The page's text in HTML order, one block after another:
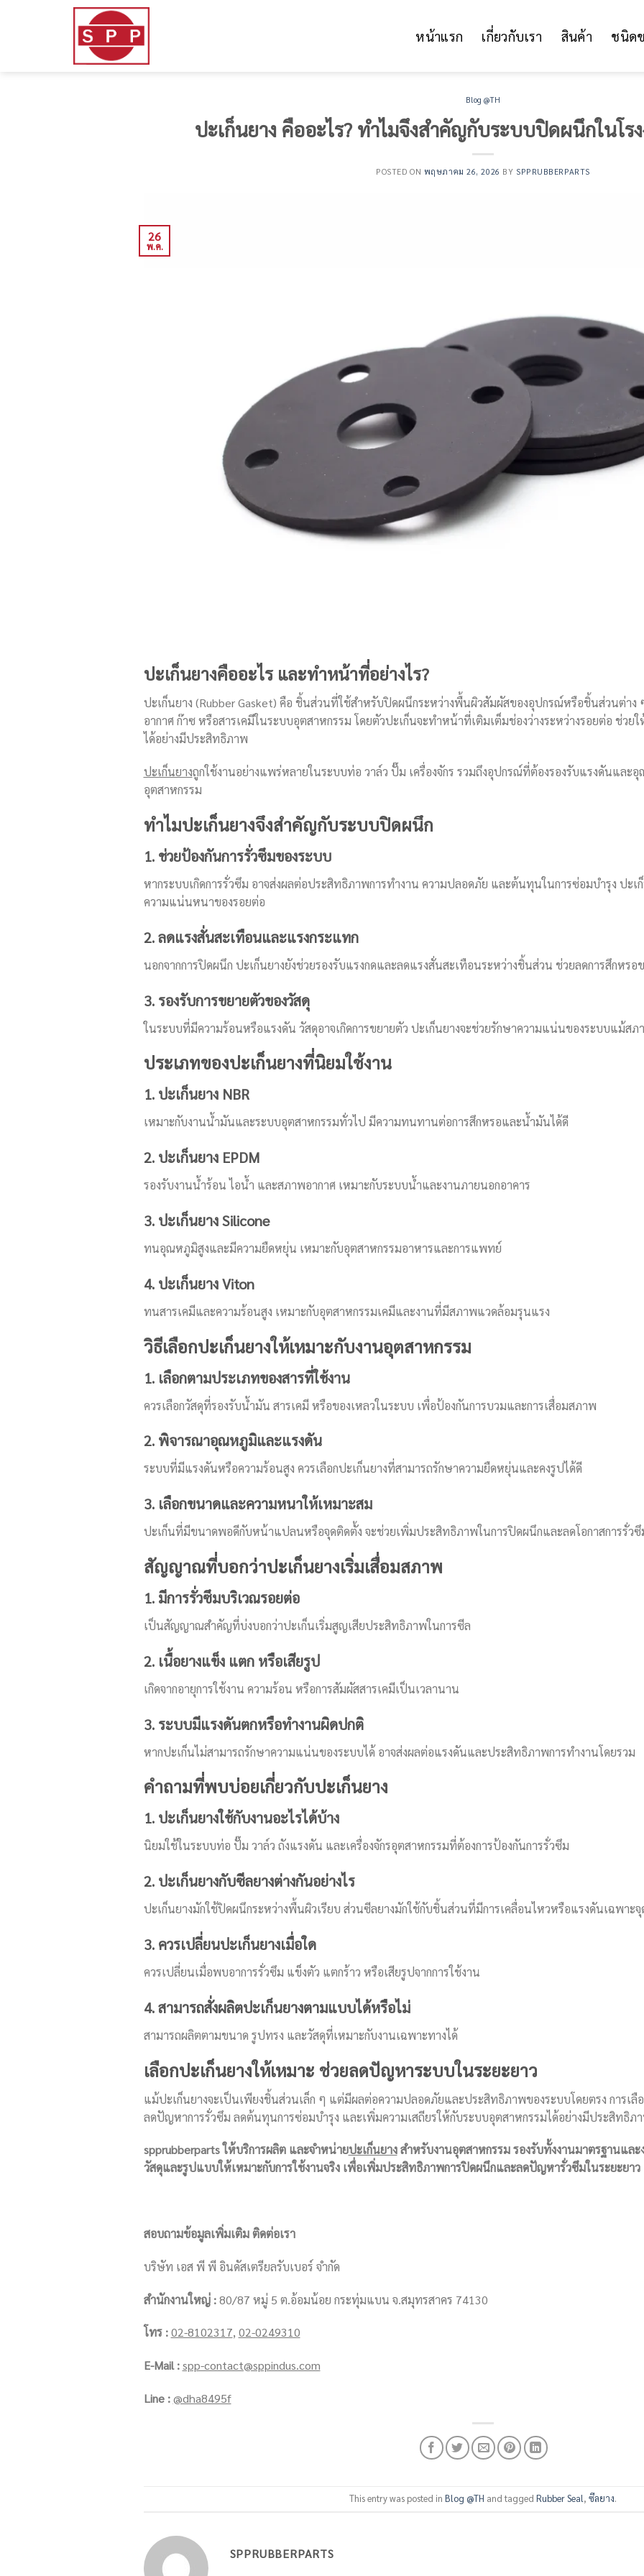
หน้าแรก เกี่ยวกับเรา สินค้า ชนิด
Blog @TH
ปะเก็นยาง คืออะไร? ทำไมจึงสำคัญกับระบบปิดผนึกในโร
POSTED ON พฤษภาคม 26, 2026 BY SPPRUBBERPARTS
26
พ.ค.
ปะเก็นยางคืออะไร และทำหน้าที่อย่างไร?
ปะเก็นยาง (Rubber Gasket) คือ ชิ้นส่วนที่ใช้สำหรับปิดผนึกระหว่างพื้นผิวสัมผัสของอุปกรณ์หรือชิ้นส่วนต่าง
อากาศ ก๊าซ หรือสารเคมีในระบบอุตสาหกรรม โดยตัวปะเก็นจะทำหน้าที่เติมเต็มช่องว่างระหว่างรอยต่อ ช่ว
ได้อย่างมีประสิทธิภาพ
ปะเก็นยางถูกใช้งานอย่างแพร่หลายในระบบท่อ วาล์ว ปั๊ม เครื่องจักร รวมถึงอุปกรณ์ที่ต้องรองรับแรงดันและ
อุตสาหกรรม
ทำไมปะเก็นยางจึงสำคัญกับระบบปิดผนึก
1. ช่วยป้องกันการรั่วซึมของระบบ
หากระบบเกิดการรั่วซึม อาจส่งผลต่อประสิทธิภาพการทำงาน ความปลอดภัย และต้นทุนในการซ่อมบำรุง ปะ
ความแน่นหนาของรอยต่อ
2. ลดแรงสั่นสะเทือนและแรงกระแทก
นอกจากการปิดผนึก ปะเก็นยางยังช่วยรองรับแรงกดและลดแรงสั่นสะเทือนระหว่างชิ้นส่วน ช่วยลดการสึกหรอ
3. รองรับการขยายตัวของวัสดุ
ในระบบที่มีความร้อนหรือแรงดัน วัสดุอาจเกิดการขยายตัว ปะเก็นยางจะช่วยรักษาความแน่นของระบบแม้ส
ประเภทของปะเก็นยางที่นิยมใช้งาน
1. ปะเก็นยาง NBR
เหมาะกับงานน้ำมันและระบบอุตสาหกรรมทั่วไป มีความทนทานต่อการสึกหรอและน้ำมันได้ดี
2. ปะเก็นยาง EPDM
รองรับงานน้ำร้อน ไอน้ำ และสภาพอากาศ เหมาะกับระบบน้ำและงานภายนอกอาคาร
3. ปะเก็นยาง Silicone
ทนอุณหภูมิสูงและมีความยืดหยุ่น เหมาะกับอุตสาหกรรมอาหารและการแพทย์
4. ปะเก็นยาง Viton
ทนสารเคมีและความร้อนสูง เหมาะกับอุตสาหกรรมเคมีและงานที่มีสภาพแวดล้อมรุนแรง
วิธีเลือกปะเก็นยางให้เหมาะกับงานอุตสาหกรรม
1. เลือกตามประเภทของสารที่ใช้งาน
ควรเลือกวัสดุที่รองรับน้ำมัน สารเคมี หรือของเหลวในระบบ เพื่อป้องกันการบวมและการเสื่อมสภาพ
2. พิจารณาอุณหภูมิและแรงดัน
ระบบที่มีแรงดันหรือความร้อนสูง ควรเลือกปะเก็นยางที่สามารถรักษาความยืดหยุ่นและคงรูปได้ดี
3. เลือกขนาดและความหนาให้เหมาะสม
ปะเก็นที่มีขนาดพอดีกับหน้าแปลนหรือจุดติดตั้ง จะช่วยเพิ่มประสิทธิภาพในการปิดผนึกและลดโอกาสการรั่วซึ
สัญญาณที่บอกว่าปะเก็นยางเริ่มเสื่อมสภาพ
1. มีการรั่วซึมบริเวณรอยต่อ
เป็นสัญญาณสำคัญที่บ่งบอกว่าปะเก็นเริ่มสูญเสียประสิทธิภาพในการซีล
2. เนื้อยางแข็ง แตก หรือเสียรูป
เกิดจากอายุการใช้งาน ความร้อน หรือการสัมผัสสารเคมีเป็นเวลานาน
3. ระบบมีแรงดันตกหรือทำงานผิดปกติ
หากปะเก็นไม่สามารถรักษาความแน่นของระบบได้ อาจส่งผลต่อแรงดันและประสิทธิภาพการทำงานโดยรวม
คำถามที่พบบ่อยเกี่ยวกับปะเก็นยาง
1. ปะเก็นยางใช้กับงานอะไรได้บ้าง
นิยมใช้ในระบบท่อ ปั๊ม วาล์ว ถังแรงดัน และเครื่องจักรอุตสาหกรรมที่ต้องการป้องกันการรั่วซึม
2. ปะเก็นยางกับซีลยางต่างกันอย่างไร
ปะเก็นยางมักใช้ปิดผนึกระหว่างพื้นผิวเรียบ ส่วนซีลยางมักใช้กับชิ้นส่วนที่มีการเคลื่อนไหวหรือแรงดันเฉพาะจุ
3. ควรเปลี่ยนปะเก็นยางเมื่อใด
ควรเปลี่ยนเมื่อพบอาการรั่วซึม แข็งตัว แตกร้าว หรือเสียรูปจากการใช้งาน
4. สามารถสั่งผลิตปะเก็นยางตามแบบได้หรือไม่
สามารถผลิตตามขนาด รูปทรง และวัสดุที่เหมาะกับงานเฉพาะทางได้
เลือกปะเก็นยางให้เหมาะ ช่วยลดปัญหาระบบในระยะยาว
แม้ปะเก็นยางจะเป็นเพียงชิ้นส่วนเล็ก ๆ แต่มีผลต่อความปลอดภัยและประสิทธิภาพของระบบโดยตรง การเ
ลดปัญหาการรั่วซึม ลดต้นทุนการซ่อมบำรุง และเพิ่มความเสถียรให้กับระบบอุตสาหกรรมได้อย่างมีประสิทธิภ
spprubberparts ให้บริการผลิต และจำหน่ายปะเก็นยางสำหรับงานอุตสาหกรรม รองรับทั้งงานมาตรฐานแล
วัสดุและรูปแบบให้เหมาะกับการใช้งานจริง เพื่อเพิ่มประสิทธิภาพการปิดผนึกและลดปัญหารั่วซึมในระยะยาว
สอบถามข้อมูลเพิ่มเติม ติดต่อเรา
บริษัท เอส พี พี อินดัสเตรียลรับเบอร์ จำกัด
สำนักงานใหญ่ :80/87 หมู่ 5 ต.อ้อมน้อย กระทุ่มแบน จ.สมุทรสาคร 74130
โทร :02-8102317, 02-0249310
E-Mail : spp-contact@sppindus.com
Line : @dha8495f
This entry was posted in Blog @TH and tagged Rubber Seal, ซีลยาง.
SPPRUBBERPARTS